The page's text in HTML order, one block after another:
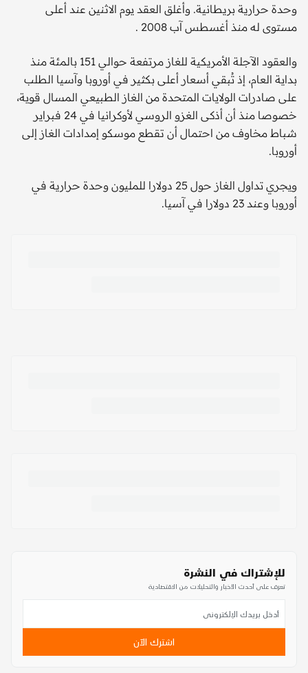
وحدة حرارية بريطانية. وأغلق العقد يوم الاثنين عند أعلى
مستوى له منذ أغسطس آب 2008 .
والعقود الآجلة الأمريكية للغاز مرتفعة حوالي 151 بالمئة منذ
بداية العام، إذ تُبقي أسعار أعلى بكثير في أوروبا وآسيا الطلب
على صادرات الولايات المتحدة من الغاز الطبيعي المسال قوية،
خصوصا منذ أن أذكى الغزو الروسي لأوكرانيا في 24 فبراير
شباط مخاوف من احتمال أن تقطع موسكو إمدادات الغاز إلى
أوروبا.
ويجري تداول الغاز حول 25 دولارا للمليون وحدة حرارية في
أوروبا وعند 23 دولارا في آسيا.
للإشتراك في النشرة
تعرف على أحدث الأخبار والتحليلات من الاقتصادية
اشترك الآن